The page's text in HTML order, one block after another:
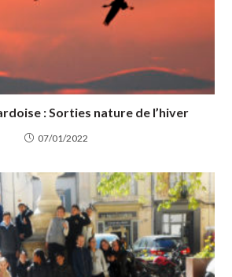
: Sorties nature de l’hiver
07/01/2022